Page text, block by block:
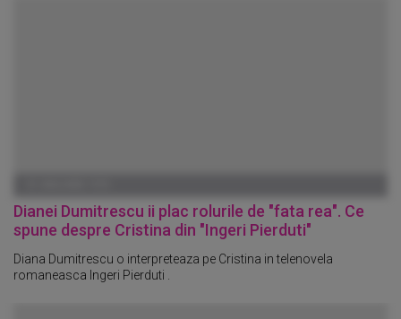
Dianei Dumitrescu ii plac rolurile de "fata rea". Ce
spune despre Cristina din "Ingeri Pierduti"
Diana Dumitrescu o interpreteaza pe Cristina in telenovela
romaneasca Ingeri Pierduti .